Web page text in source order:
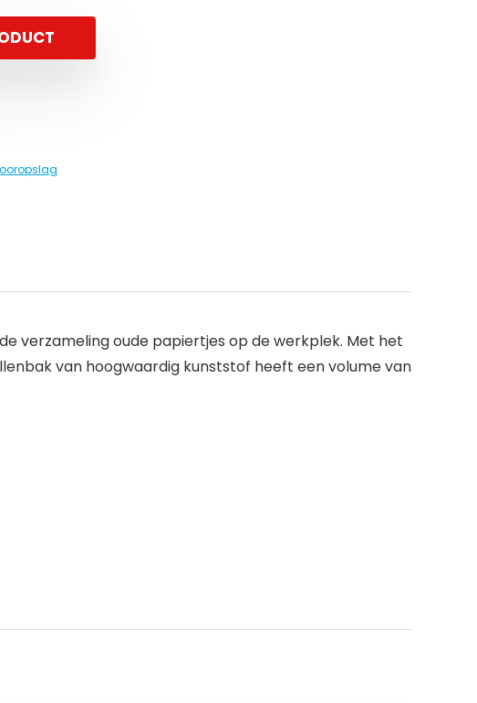
verzameling oude papiertjes op de werkplek. Met het
van hoogwaardig kunststof heeft een volume van